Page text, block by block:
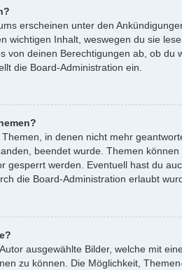
erscheinen unter den
wichtigen Inhalt, weswegen du sie
von deinen Berechtigungen ab, ob du
die Board-Administration ein.
in denen nicht mehr
beendet wurde. Themen
gesperrt werden. Eventuell hast du
die Board-Administration erlaubt
ausgewählte Bilder, welche mit
zu können. Die Möglichkeit,